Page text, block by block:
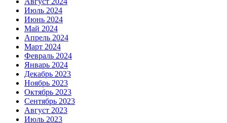
Июль 2024
Июнь 2024
Май 2024
Апрель 2024
Март 2024
Февраль 2024
Январь 2024
Декабрь 2023
Ноябрь 2023
Октябрь 2023
Сентябрь 2023
Август 2023
Июль 2023